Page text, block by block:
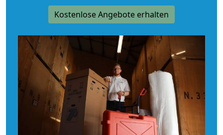
Kostenlose Angebote erhalten